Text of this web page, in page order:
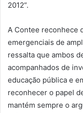
2012”.
A Contee reconhece
emergenciais de
ressalta que ambos
acompanhados de
educação pública e
reconhecer o papel
mantém sempre o